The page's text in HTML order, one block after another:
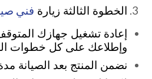
الخطوة الثالثة زيارة فني
إعادة تشغيل جهازك
وإطلاعك على كل خطوات
نضمن المنتج بعد الصيانة مدة قد تصل الي 12 شهر تشمل تغيير قطع الغيار